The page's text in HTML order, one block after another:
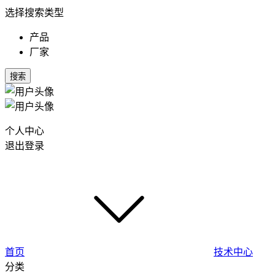
选择搜索类型
产品
厂家
搜索
个人中心
退出登录
首页
技术中心
分类